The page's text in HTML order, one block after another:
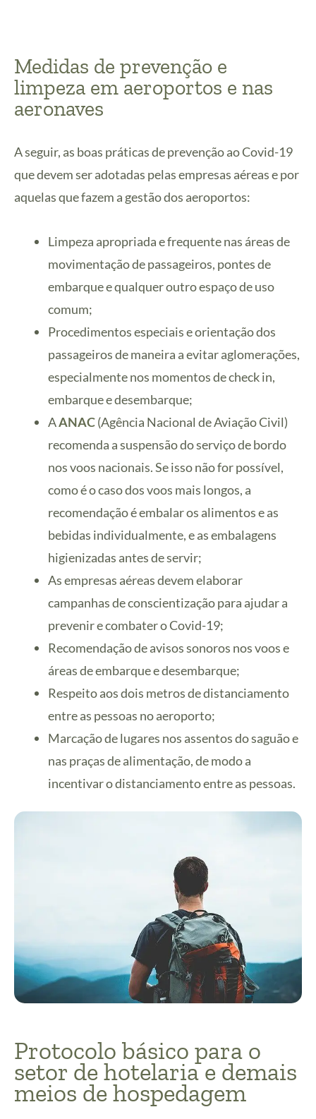
Medidas de prevenção e
limpeza em aeroportos e nas
aeronaves
A seguir, as boas práticas de prevenção ao Covid-19
que devem ser adotadas pelas empresas aéreas e por
aquelas que fazem a gestão dos aeroportos:
Limpeza apropriada e frequente nas áreas de
movimentação de passageiros, pontes de
embarque e qualquer outro espaço de uso
comum;
Procedimentos especiais e orientação dos
passageiros de maneira a evitar aglomerações,
especialmente nos momentos de check in,
embarque e desembarque;
AANAC(Agência Nacional de Aviação Civil)
recomenda a suspensão do serviço de bordo
nos voos nacionais. Se isso não for possível,
como é o caso dos voos mais longos, a
recomendação é embalar os alimentos e as
bebidas individualmente, e as embalagens
higienizadas antes de servir;
As empresas aéreas devem elaborar
campanhas de conscientização para ajudar a
prevenir e combater o Covid-19;
Recomendação de avisos sonoros nos voos e
áreas de embarque e desembarque;
Respeito aos dois metros de distanciamento
entre as pessoas no aeroporto;
Marcação de lugares nos assentos do saguão e
nas praças de alimentação, de modo a
incentivar o distanciamento entre as pessoas.
Protocolo básico para o
setor de hotelaria e demais
meios de hospedagem